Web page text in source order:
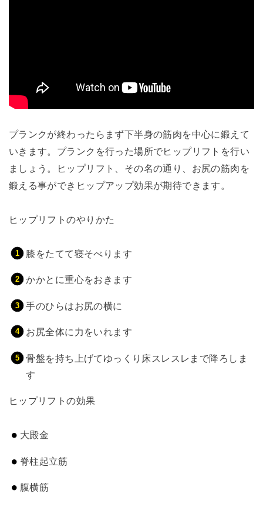
プランクが終わったらまず下半身の筋肉を中心に鍛えて
いきます。プランクを行った場所でヒップリフトを行い
ましょう。ヒップリフト、その名の通り、お尻の筋肉を
鍛える事ができヒップアップ効果が期待できます。
ヒップリフトのやりかた
膝をたてて寝そべります
かかとに重心をおきます
手のひらはお尻の横に
お尻全体に力をいれます
骨盤を持ち上げてゆっくり床スレスレまで降ろしま
す
ヒップリフトの効果
大殿金
脊柱起立筋
腹横筋